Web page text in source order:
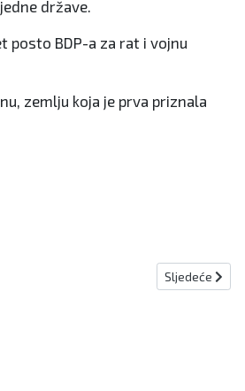
države.
posto BDP-a za rat i vojnu
zemlju koja je prva priznala
Sljedeći
Sljedeće